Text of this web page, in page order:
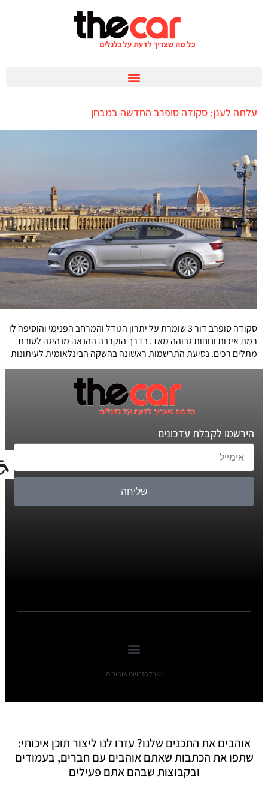
עלתה לענן: סקודה סופרב החדשה במבחן
סקודה סופרב דור 3 שומרת על יתרון הגודל והמרחב הפנימי והוסיפה לו
רמת איכות ונוחות גבוהה מאד. בדרך הוקרבה ההנאה מנהיגה לטובת
מתלים רכים. נסיעת התרשמות ראשונה בהשקה הבינלאומית לעיתונות
הירשמו לקבלת עדכונים
שליחה
© כל הזכויות שומורות
אוהבים את התכנים שלנו? עזרו לנו ליצור תוכן איכותי:
שתפו את הכתבות שאתם אוהבים עם חברים, בעמודים
ובקבוצות שבהם אתם פעילים